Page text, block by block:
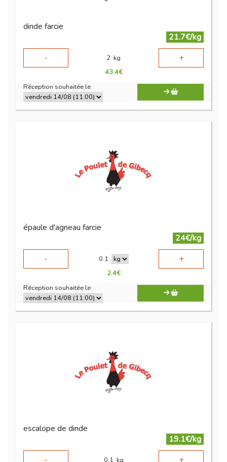
dinde farcie
21.7€/kg
-
2 kg +
43.4€
Réception souhaitée le
épaule d'agneau farcie
24€/kg
-
0.1 +
2.4€
Réception souhaitée le
escalope de dinde
19.1€/kg
0.1 kg